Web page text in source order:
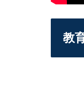
教